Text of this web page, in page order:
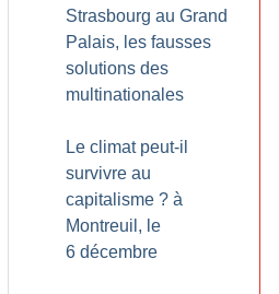
Strasbourg au Grand
Palais, les fausses
solutions des
multinationales
Le climat peut-il
survivre au
capitalisme ? à
Montreuil, le
6 décembre